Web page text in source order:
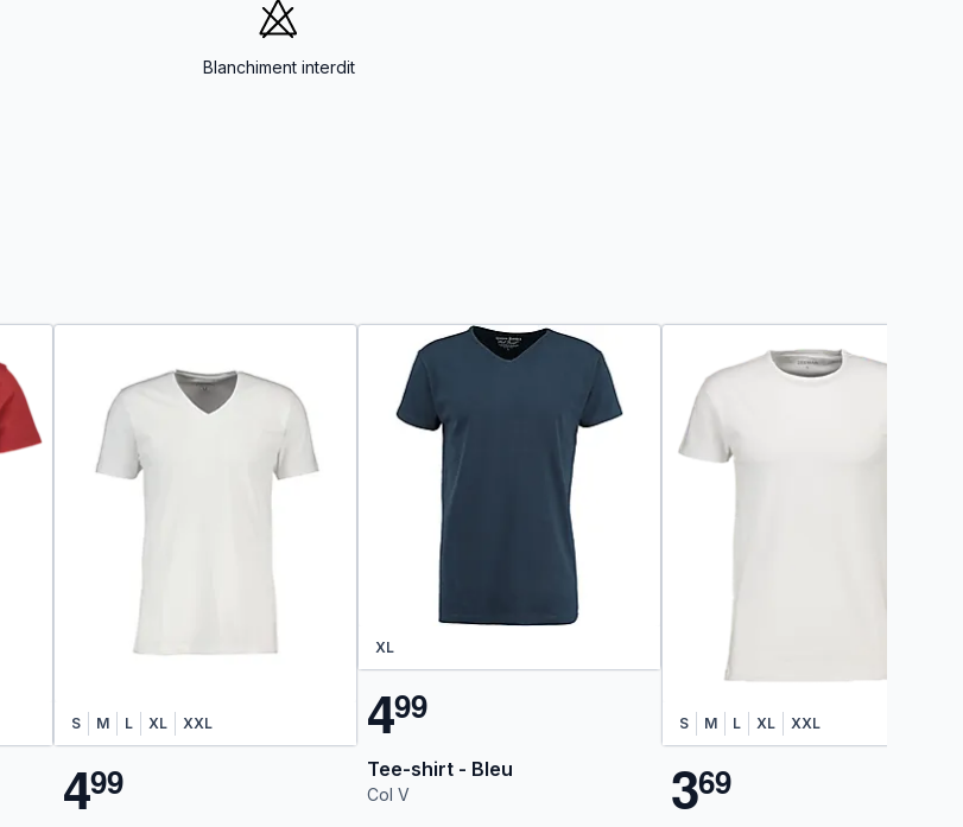
Blanchiment interdit
S M L XL XXL
499
XL
499
Tee-shirt - Bleu
Col V
S M L XL XXL
369